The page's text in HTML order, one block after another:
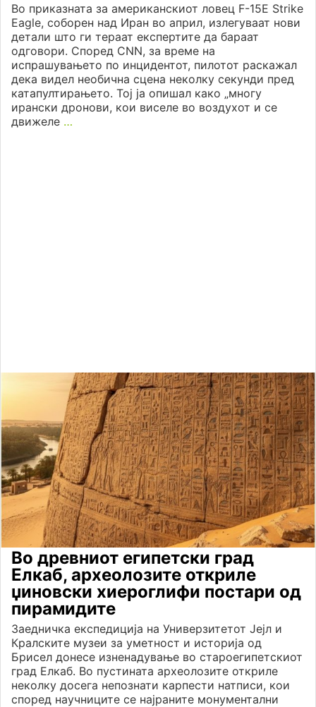
Во приказната за американскиот ловец F-15E Strike
Eagle, соборен над Иран во април, излегуваат нови
детали што ги тераат експертите да бараат
одговори. Според CNN, за време на
испрашувањето по инцидентот, пилотот раскажал
дека видел необична сцена неколку секунди пред
катапултирањето. Тој ја опишал како „многу
ирански дронови, кои виселе во воздухот и се
движеле …
Во древниот египетски град
Елкаб, археолозите откриле
џиновски хиероглифи постари од
пирамидите
Заедничка експедиција на Универзитетот Јејл и
Кралските музеи за уметност и историја од
Брисел донесе изненадување во староегипетскиот
град Елкаб. Во пустината археолозите откриле
неколку досега непознати карпести натписи, кои
според научниците се најраните монументални